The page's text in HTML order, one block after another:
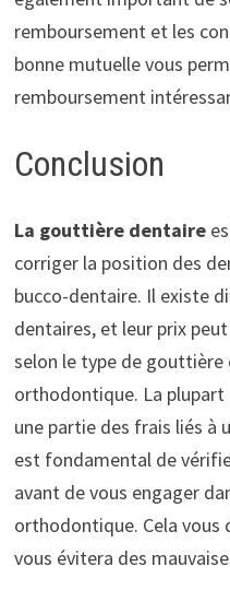
remboursement et les
bonne mutuelle vous
remboursement
Conclusion
La gouttière dentaire
corriger la position des
bucco-dentaire. Il existe
dentaires, et leur prix
selon le type de
orthodontique. La
une partie des frais liés à
est fondamental de
avant de vous engager
orthodontique. Cela vous
vous évitera des